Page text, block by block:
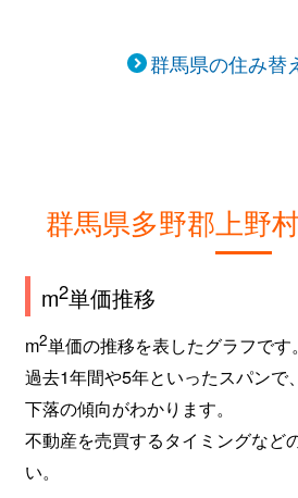
群馬県の住み替
群馬県多野郡上野
m2単価推移
m2単価の推移を表したグラフです。
過去1年間や5年といったスパンで
下落の傾向がわかります。
不動産を売買するタイミングなど
い。